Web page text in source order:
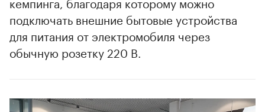
подключать внешние бытовые устройства
для питания от электромобиля через
обычную розетку 220 В.